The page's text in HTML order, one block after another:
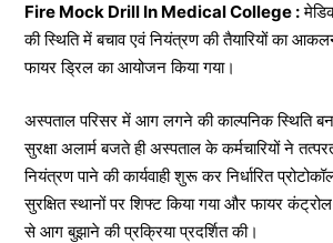
Fire Mock Drill In Medical College :
की स्थिति में बचाव एवं नियंत्रण की तैयारियों का
फायर ड्रिल का आयोजन किया गया।
अस्पताल परिसर में आग लगने की काल्पनिक स्थिति
सुरक्षा अलार्म बजते ही अस्पताल के कर्मचारियों ने
नियंत्रण पाने की कार्यवाही शुरू कर निर्धारित
सुरक्षित स्थानों पर शिफ्ट किया गया और फायर
से आग बुझाने की प्रक्रिया प्रदर्शित की।